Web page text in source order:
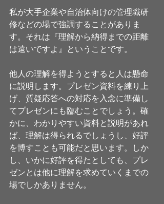
私が大手企業や自治体向けの管理職研
修などの場で強調することがありま
す。それは『理解から納得までの距離
は遠いですよ』ということです。
他人の理解を得ようとすると人は懸命
に説明します。プレゼン資料を練り上
げ、質疑応答への対応を入念に準備し
てプレゼンにも臨むことでしょう。確
かに、わかりやすい資料と説明があれ
ば、理解は得られるでしょうし、好評
を博すことも可能だと思います。しか
し、いかに好評を得たとしても、プレ
ゼンとは他に理解を求めていくまでの
場でしかありません。